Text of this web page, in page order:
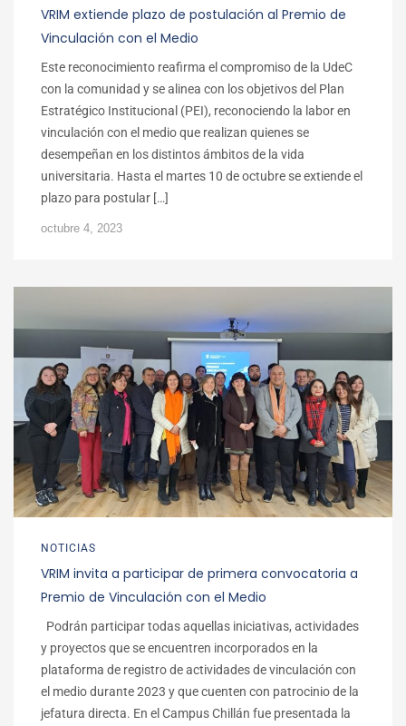
VRIM extiende plazo de postulación al Premio de
Vinculación con el Medio
Este reconocimiento reafirma el compromiso de la UdeC
con la comunidad y se alinea con los objetivos del Plan
Estratégico Institucional (PEI), reconociendo la labor en
vinculación con el medio que realizan quienes se
desempeñan en los distintos ámbitos de la vida
universitaria. Hasta el martes 10 de octubre se extiende el
plazo para postular […]
octubre 4, 2023
NOTICIAS
VRIM invita a participar de primera convocatoria a
Premio de Vinculación con el Medio
Podrán participar todas aquellas iniciativas, actividades
y proyectos que se encuentren incorporados en la
plataforma de registro de actividades de vinculación con
el medio durante 2023 y que cuenten con patrocinio de la
jefatura directa. En el Campus Chillán fue presentada la